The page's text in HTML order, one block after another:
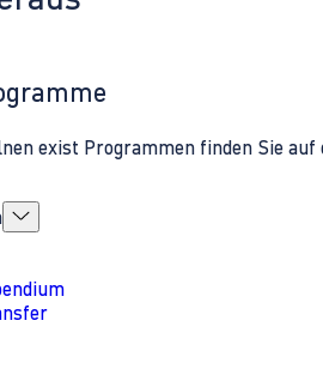
exist Programmen finden Sie